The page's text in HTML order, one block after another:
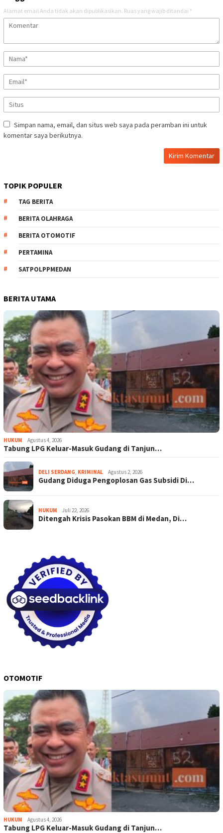
Alamat email Anda tidak akan dipublikasikan. Ruas yang wajib ditandai *
Simpan nama, email, dan situs web saya pada peramban ini untuk
komentar saya berikutnya.
TOPIK POPULER
TAG BERITA
BERITA OLAHRAGA
BERITA OTOMOTIF
PERTAMINA
SATPOLPPMEDAN
BERITA UTAMA
HUKUM Agustus 4, 2026
Tabung LPG Keluar-Masuk Gudang di Tanjun…
DELI SERDANG, KRIMINAL Agustus 2, 2026
Gudang Diduga Pengoplosan Gas Subsidi Di…
HUKUM Juli 22, 2026
Ditengah Krisis Pasokan BBM di Medan, Di…
OTOMOTIF
HUKUM Agustus 4, 2026
Tabung LPG Keluar-Masuk Gudang di Tanjun…